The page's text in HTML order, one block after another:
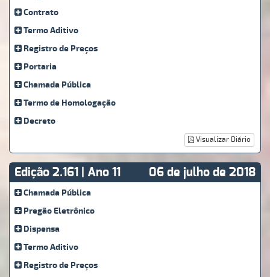
Contrato
Termo Aditivo
Registro de Preços
Portaria
Chamada Pública
Termo de Homologação
Decreto
Visualizar Diário
Edição 2.161 | Ano 11 06 de julho de 2018
Chamada Pública
Pregão Eletrônico
Dispensa
Termo Aditivo
Registro de Preços